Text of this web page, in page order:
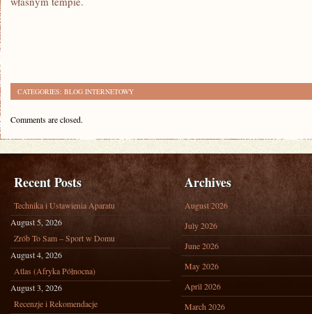
CATEGORIES: BLOG INTERNETOWY
Comments are closed.
Recent Posts
Technika i Ustawienia Aparatu
August 5, 2026
Zrób To Sam – Sport w Domu
August 4, 2026
Atlas (Afryka Północna)
August 3, 2026
Recenzje i Rekomendacje
Archives
August 2026
July 2026
June 2026
May 2026
April 2026
March 2026